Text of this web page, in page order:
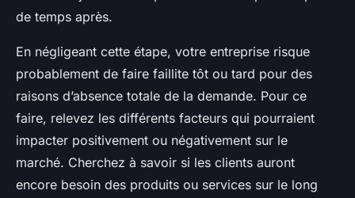
de temps après.
En négligeant cette étape, votre entreprise risque
probablement de faire faillite tôt ou tard pour des
raisons d’absence totale de la demande. Pour ce
faire, relevez les différents facteurs qui pourraient
impacter positivement ou négativement sur le
marché. Cherchez à savoir si les clients auront
encore besoin des produits ou services sur le long